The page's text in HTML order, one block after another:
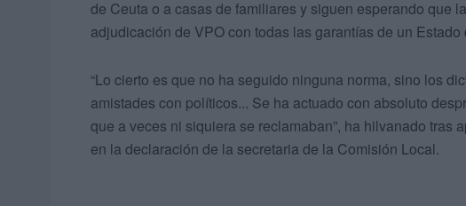
de Ceuta o a casas de familiares y siguen esperando que
adjudicación de VPO con todas las garantías de un
“Lo cierto es que no ha seguido ninguna norma, sino los
amistades con políticos... Se ha actuado con absoluto
que a veces ni siquiera se reclamaban”, ha hilvanado tras
en la declaración de la secretaria de la Comisión Local.